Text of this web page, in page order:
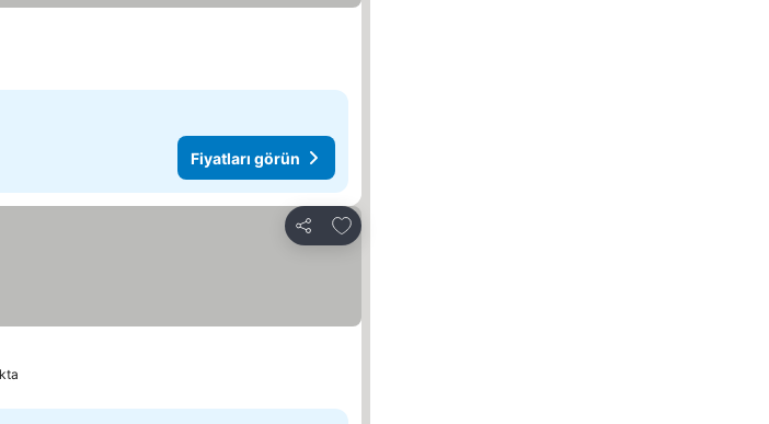
Fiyatları görün
Paylaş
Favorilerime ekle